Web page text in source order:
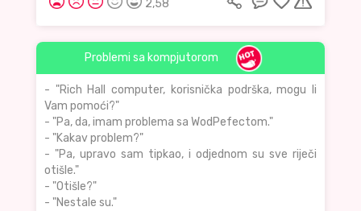
2,58
Problemi sa kompjutorom
- "Rich Hall computer, korisnička podrška, mogu li
Vam pomoći?"
- "Pa, da, imam problema sa WodPefectom."
- "Kakav problem?"
- "Pa, upravo sam tipkao, i odjednom su sve riječi
otišle."
- "Otišle?"
- "Nestale su."